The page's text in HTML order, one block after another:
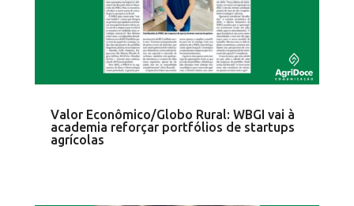
Valor Econômico/Globo Rural: WBGI vai à
academia reforçar portfólios de startups
agrícolas